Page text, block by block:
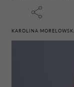
KAROLINA